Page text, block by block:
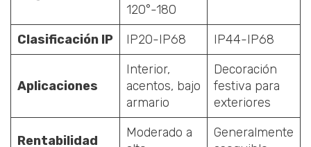
120°-180
Clasificación IP IP20-IP68 IP44-IP68
Aplicaciones
Interior,
acentos, bajo
armario
Decoración
festiva para
exteriores
Rentabilidad
Moderado a
Generalmente